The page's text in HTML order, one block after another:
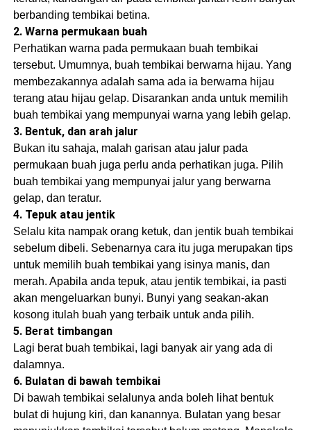
berbanding tembikai betina.
2. Warna permukaan buah
Perhatikan warna pada permukaan buah tembikai
tersebut. Umumnya, buah tembikai berwarna hijau. Yang
membezakannya adalah sama ada ia berwarna hijau
terang atau hijau gelap. Disarankan anda untuk memilih
buah tembikai yang mempunyai warna yang lebih gelap.
3. Bentuk, dan arah jalur
Bukan itu sahaja, malah garisan atau jalur pada
permukaan buah juga perlu anda perhatikan juga. Pilih
buah tembikai yang mempunyai jalur yang berwarna
gelap, dan teratur.
4. Tepuk atau jentik
Selalu kita nampak orang ketuk, dan jentik buah tembikai
sebelum dibeli. Sebenarnya cara itu juga merupakan tips
untuk memilih buah tembikai yang isinya manis, dan
merah. Apabila anda tepuk, atau jentik tembikai, ia pasti
akan mengeluarkan bunyi. Bunyi yang seakan-akan
kosong itulah buah yang terbaik untuk anda pilih.
5. Berat timbangan
Lagi berat buah tembikai, lagi banyak air yang ada di
dalamnya.
6. Bulatan di bawah tembikai
Di bawah tembikai selalunya anda boleh lihat bentuk
bulat di hujung kiri, dan kanannya. Bulatan yang besar